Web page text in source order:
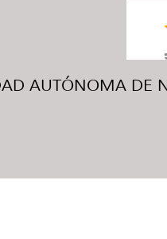
AUTÓNOMA DE